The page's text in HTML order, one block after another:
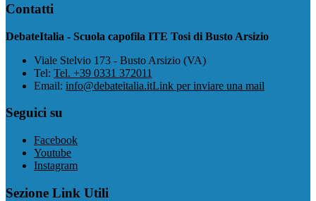
Contatti
DebateItalia - Scuola capofila ITE Tosi di Busto Arsizio
Viale Stelvio 173 - Busto Arsizio (VA)
Tel: Tel. +39 0331 372011
Email: info@debateitalia.itLink per inviare una mail
Seguici su
Facebook
Youtube
Instagram
Sezione Link Utili